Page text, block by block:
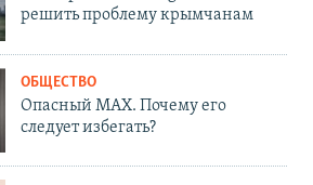
решить проблему крымчанам
ОБЩЕСТВО
Опасный MAX. Почему его
следует избегать?